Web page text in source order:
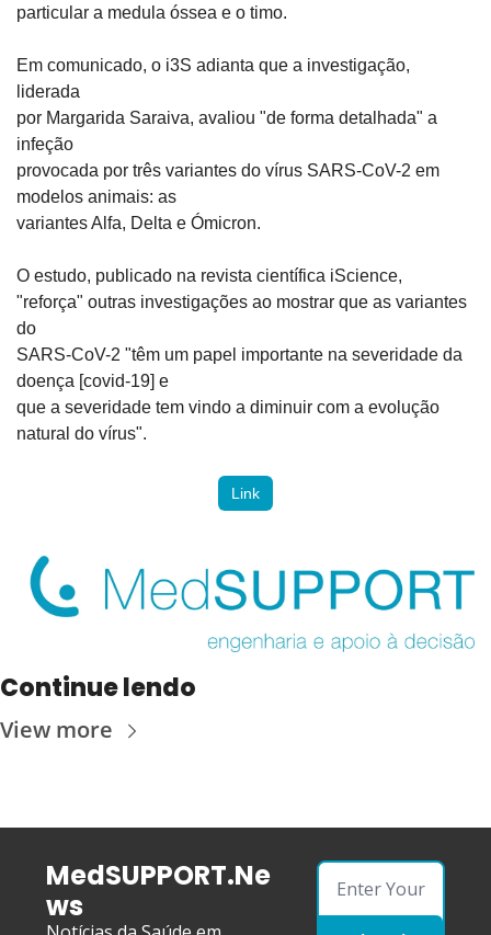
particular a medula óssea e o timo.
Em comunicado, o i3S adianta que a investigação,
liderada
por Margarida Saraiva, avaliou "de forma detalhada" a
infeção
provocada por três variantes do vírus SARS-CoV-2 em
modelos animais: as
variantes Alfa, Delta e Ómicron.
O estudo, publicado na revista científica iScience,
"reforça" outras investigações ao mostrar que as variantes
do
SARS-CoV-2 "têm um papel importante na severidade da
doença [covid-19] e
que a severidade tem vindo a diminuir com a evolução
natural do vírus".
Link
Continue lendo
View more
MedSUPPORT.Ne
ws